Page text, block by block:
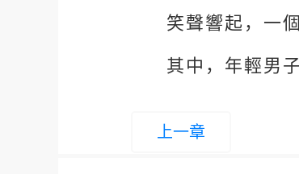
笑聲響起，一
其中，年輕男
上一章